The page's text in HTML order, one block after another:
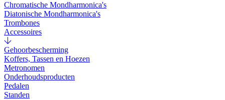
Chromatische Mondharmonica's
Diatonische Mondharmonica's
Trombones
Accessoires
Gehoorbescherming
Koffers, Tassen en Hoezen
Metronomen
Onderhoudsproducten
Pedalen
Standen